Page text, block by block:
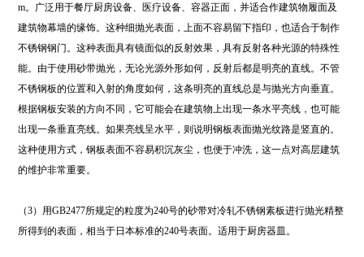
m。广泛用于餐厅厨房设备、医疗设备、容器正面，并适合作建筑物履面及
建筑物幕墙的缘饰。这种细抛光表面，上面不容易留下指印，也适合于制作
不锈钢钢门。这种表面具有镜面似的反射效果，具有反射各种光源的特殊性
能。由于使用砂带抛光，无论光源外形如何，反射后都是明亮的直线。不管
不锈钢板的位置和入射的角度如何，这条明亮的直线总是与抛光方向垂直。
根据钢板安装的方向不同，它可能会在建筑物上出现一条水平亮线，也可能
出现一条垂直亮线。如果亮线呈水平，则说明钢板表面抛光纹路是竖直的。
这种使用方式，钢板表面不容易积沉灰尘，也便于冲洗，这一点对高层建筑
的维护非常重要。
（3）用GB2477所规定的粒度为240号的砂带对冷轧不锈钢素板进行抛光精整
所得到的表面，相当于日本标准的240号表面。适用于厨房器皿。